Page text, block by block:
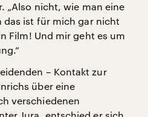
„Also nicht, wie man eine
das ist für mich gar nicht
Film! Und mir geht es um
– Kontakt zur
über eine
verschiedenen